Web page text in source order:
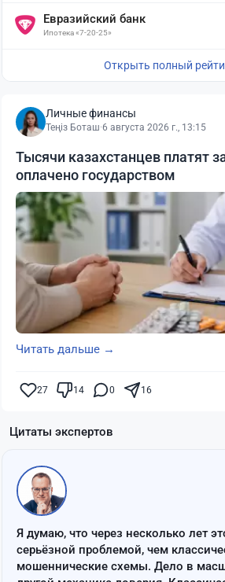
Евразийский банк
Ипотека «7-20-25»
Открыть полный
Личные финансы
Теңіз Боташ·6 августа 2026 г., 13:15
Тысячи казахстанцев платят
оплачено государством
Читать дальше →
27 14 0 16
Цитаты экспертов
Я думаю, что через несколько лет
серьёзной проблемой, чем
мошеннические схемы. Дело в